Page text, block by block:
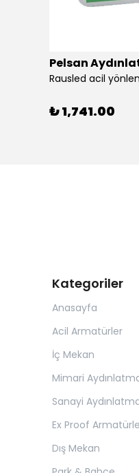
Pelsan
Rausled acil
₺ 1,741.00
Kategoriler
Anasayfa
Acil Armatürler
İç Mekan
Mimari
Sanayi
Ex Proof
Dış Mekan